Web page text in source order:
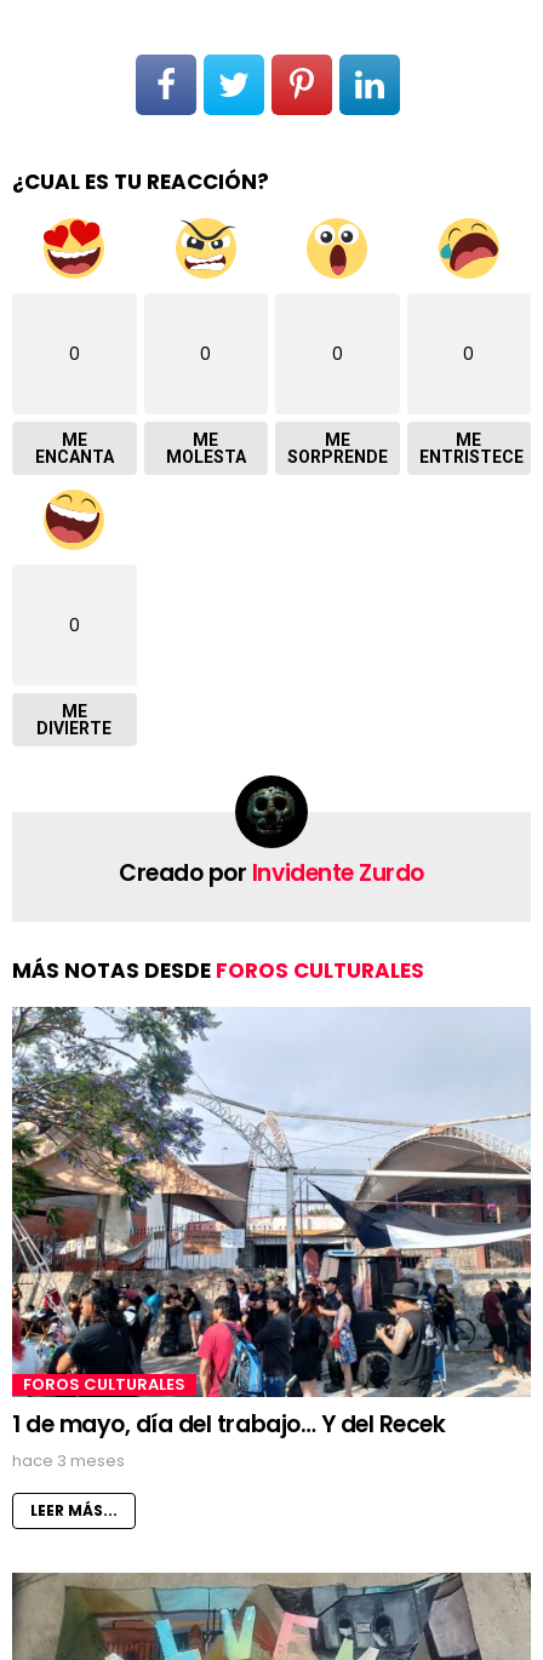
¿CUAL ES TU REACCIÓN?
0
ME
ENCANTA
0
ME
MOLESTA
0
ME
SORPRENDE
0
ME
ENTRISTECE
0
ME
DIVIERTE
Creado por Invidente Zurdo
MÁS NOTAS DESDE FOROS CULTURALES
FOROS CULTURALES
1 de mayo, día del trabajo… Y del Recek
hace 3 meses
LEER MÁS...